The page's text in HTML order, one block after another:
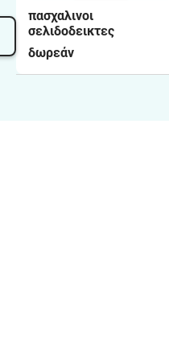
πασχαλινοι
σελιδοδεικτες
δωρεάν